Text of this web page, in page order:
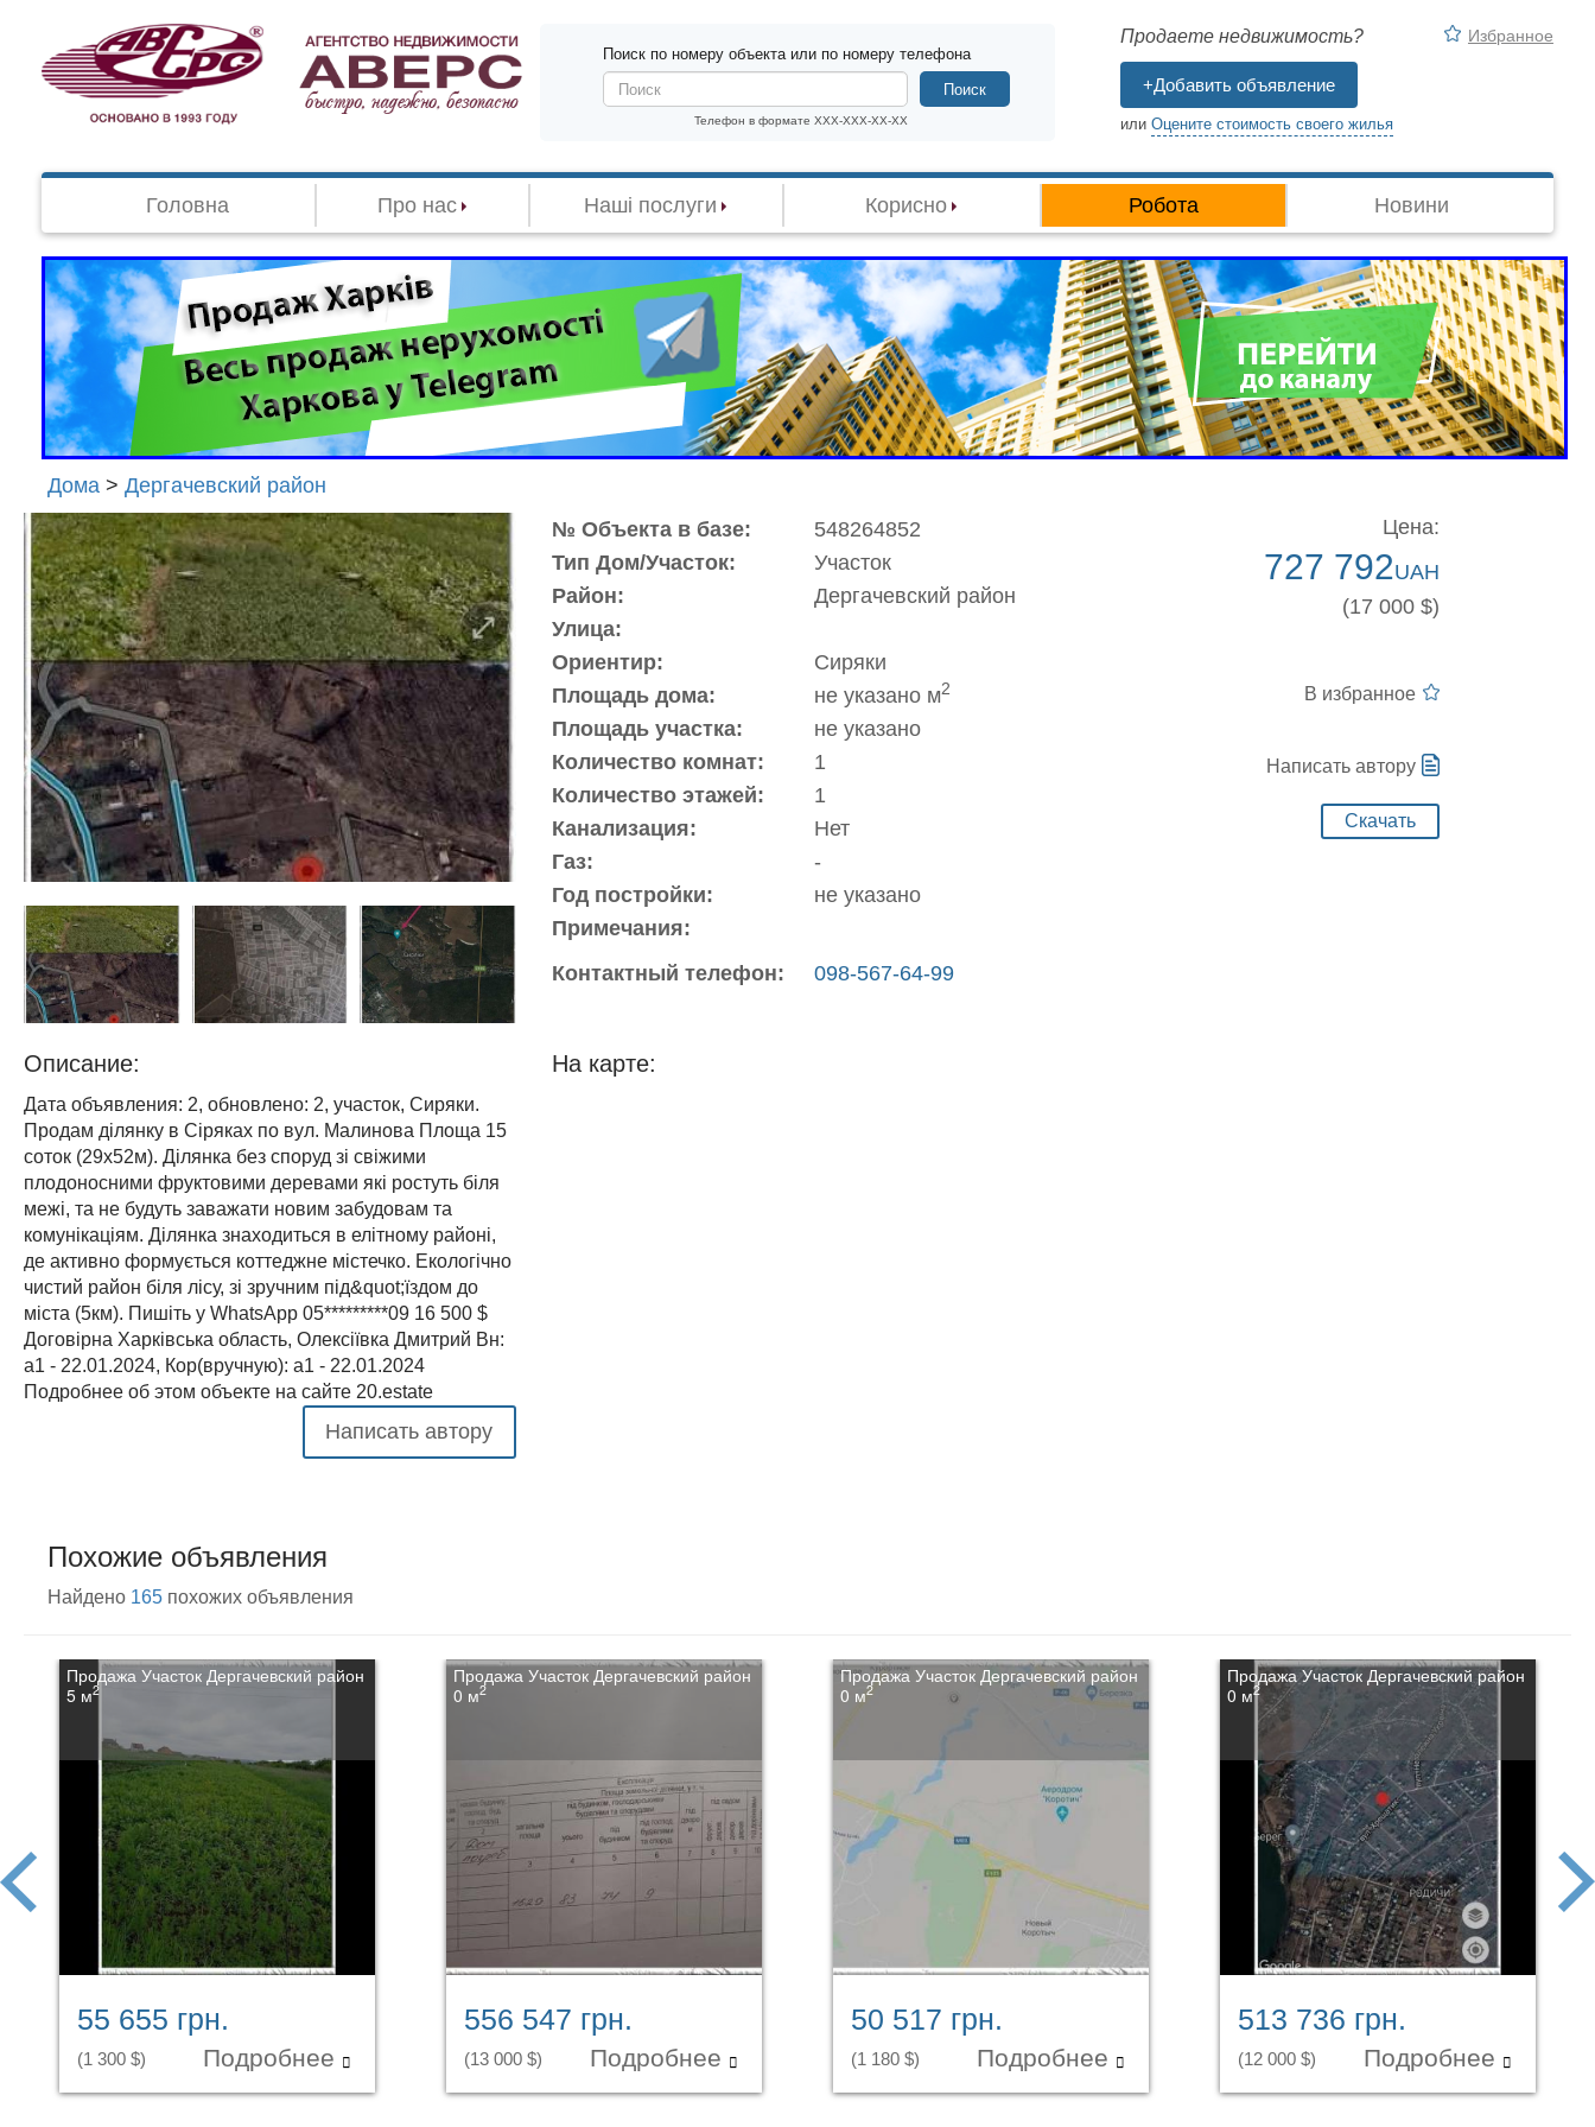
Поиск по номеру объекта или по номеру телефона
Телефон в формате XXX-XXX-XX-XX
Поиск
Продаете недвижимость?
+Добавить объявление
или Оцените стоимость своего жилья
Избранное
Головна Про нас Наші послуги Корисно Робота Новини
Дома > Дергачевский район
Агенство
недвижимости
"Аверс"
№ Объекта в базе:
548264852
Тип Дом/Участок:
Участок
Район:
Дергачевский район
Улица:
Ориентир:
Сиряки
Площадь дома:
не указано м2
Площадь участка:
не указано
Количество комнат:
1
Количество этажей:
1
Канализация:
Нет
Газ:
-
Год постройки:
не указано
Примечания:
Контактный телефон:
098-567-64-99
Цена:
727 792UAH
(17 000 $)
В избранное
Написать автору
Скачать
Описание:
Дата объявления: 2, обновлено: 2, участок, Сиряки.
Продам ділянку в Сіряках по вул. Малинова Площа 15
соток (29х52м). Ділянка без споруд зі свіжими
плодоносними фруктовими деревами які ростуть біля
межі, та не будуть заважати новим забудовам та
комунікаціям. Ділянка знаходиться в елітному районі,
де активно формується коттеджне містечко. Екологічно
чистий район біля лісу, зі зручним під&quot;їздом до
міста (5км). Пишіть у WhatsApp 05*********09 16 500 $
Договірна Харківська область, Олексіївка Дмитрий Вн:
a1 - 22.01.2024, Кор(вручную): a1 - 22.01.2024
Подробнее об этом объекте на сайте 20.estate
Написать автору
На карте:
Похожие объявления
Найдено 165 похожих объявления
Продажа Участок Дергачевский район
5 м2
55 655 грн.
(1 300 $) Подробнее
Продажа Участок Дергачевский район
0 м2
556 547 грн.
(13 000 $) Подробнее
Продажа Участок Дергачевский район
0 м2
50 517 грн.
(1 180 $) Подробнее
Продажа Участок Дергачевский район
0 м2
513 736 грн.
(12 000 $) Подробнее
prev
next